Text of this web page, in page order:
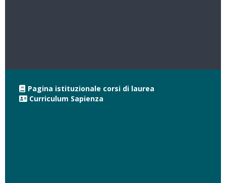
Pagina istituzionale corsi di laurea
Curriculum Sapienza